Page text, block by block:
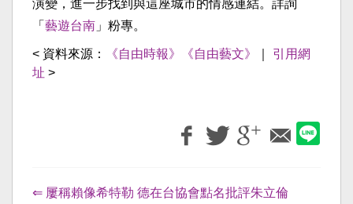
演變，進一步找到與這座城市的情感連結。詳詢
「 藝遊台南 」粉專。
< 資料來源： 《自由時報》《自由藝文》
引用網
址 >
⇐ 屢稱賴像希特勒 德在台協會點名批評朱立倫